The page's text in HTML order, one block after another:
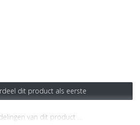
dit product als eerste
van dit product …